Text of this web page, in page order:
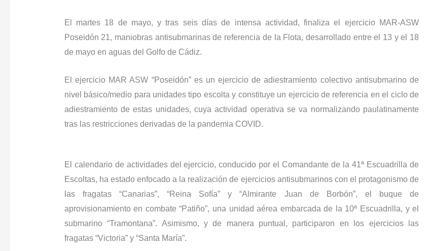
El martes 18 de mayo, y tras seis días de intensa actividad, finaliza el ejercicio MAR-ASW
Poseidón 21, maniobras antisubmarinas de referencia de la Flota, desarrollado entre el 13 y el 18
de mayo en aguas del Golfo de Cádiz.
El ejercicio MAR ASW “Poseidón” es un ejercicio de adiestramiento colectivo antisubmarino de
nivel básico/medio para unidades tipo escolta y constituye un ejercicio de referencia en el ciclo de
adiestramiento de estas unidades, cuya actividad operativa se va normalizando paulatinamente
tras las restricciones derivadas de la pandemia COVID.
El calendario de actividades del ejercicio, conducido por el Comandante de la 41ª Escuadrilla de
Escoltas, ha estado enfocado a la realización de ejercicios antisubmarinos con el protagonismo de
las fragatas “Canarias”, “Reina Sofía” y “Almirante Juan de Borbón”, el buque de
aprovisionamiento en combate “Patiño”, una unidad aérea embarcada de la 10ª Escuadrilla, y el
submarino “Tramontana”. Asimismo, y de manera puntual, participaron en los ejercicios las
fragatas “Victoria” y “Santa María”.